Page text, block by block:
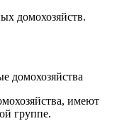
домохозяйств.
домохозяйства
имеют
группе.